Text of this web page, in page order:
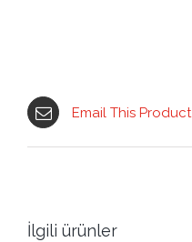
Email This Product
İlgili ürünler